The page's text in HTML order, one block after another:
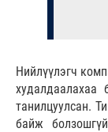
Нийлүүлэгч
худалдаалахаа
танилцуулсан.
байж